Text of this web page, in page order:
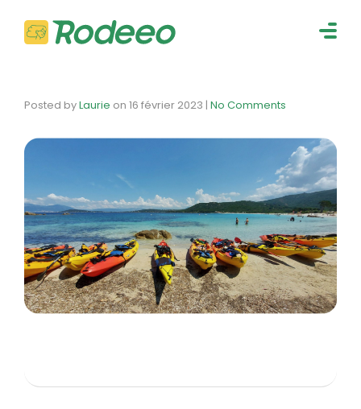
Posted byLaurie on 16 février 2023 | No Comments